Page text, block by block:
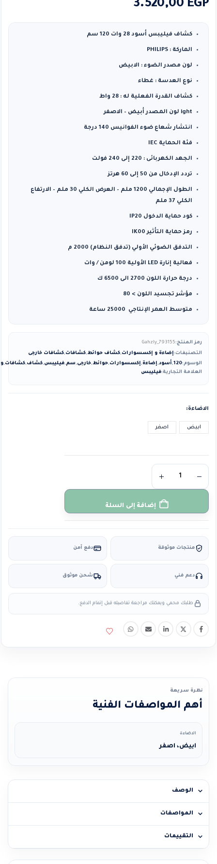
3.520,00 EGP
كشاف فيليبس أسود 28 وات 120 سم
الماركة : PHILIPS
لون مصدر الضوء : الابيض
نوع العدسة : غطاء
كشاف القدرة الفعلية له : 28 واط
ight لون المصدر أبيض – الاصفر
انتشار شعاع ضوء الفوانيس 140 درجة
فئة الحماية IEC
الجهد الكهربائى : 220 إلى 240 فولت
تردد الإدخال من 50 إلى 60 هرتز
الطول الإجمالي 1200 ملم – العرض الكلي 30 ملم – الارتفاع
الكلي 37 ملم
كود حماية الدخول IP20
رمز حماية التأثير IK00
التدفق الضوئي الأولي (تدفق النظام) 2000 م
فعالية إنارة LED الأولية 100 لومن / وات
درجة حرارة اللون 2700 الى 6500 ك
مؤشر تجسيد اللون > 80
متوسط ​​العمر الإنتاجي 25000 ساعة
رمز المنتج:Gahzly_793155
التصنيفات:إضاءة و إكسسوارات,كشاف حوائط,كشافات,كشافات خارجى
الوسوم:120
,أسود,إضاءة,إكسسوارات,حوائط,خارجى,سم,فيليبس,كشاف,كشافات,
العلامة التجارية:فيليبس
الاضاءة
ابيض اصفر
إضافة إلى السلة
منتجات موثوقة دفع آمن
دعم فني شحن موثوق
طلبك محمي ويمكنك مراجعة تفاصيله قبل إتمام الدفع.
نظرة سريعة
أهم المواصفات الفنية
الاضاءة
ابيض، اصفر
الوصف
المواصفات
التقييمات